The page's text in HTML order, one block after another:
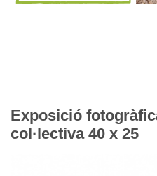
Exposició
col·lectiva 40 x 25